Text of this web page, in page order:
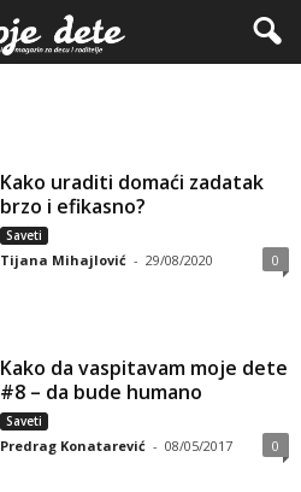
Kako uraditi domaći zadatak
brzo i efikasno?
Saveti
Tijana Mihajlović - 29/08/2020 0
Kako da vaspitavam moje dete
#8 – da bude humano
Saveti
Predrag Konatarević - 08/05/2017 0